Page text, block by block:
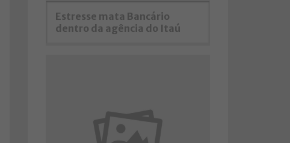
Estresse mata Bancário
dentro da agência do Itaú